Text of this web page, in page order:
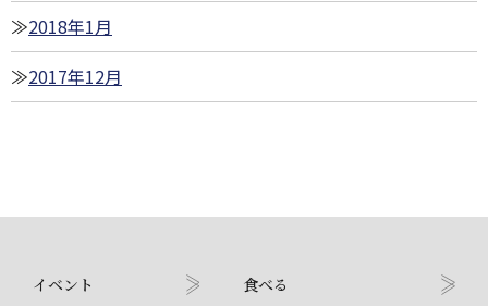
2018年1月
2017年12月
イベント 食べる